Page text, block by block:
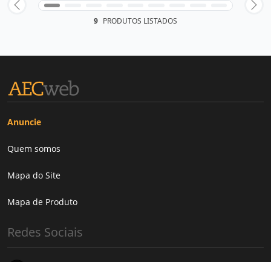
9 PRODUTOS LISTADOS
Anuncie
Quem somos
Mapa do Site
Mapa de Produto
Redes Sociais